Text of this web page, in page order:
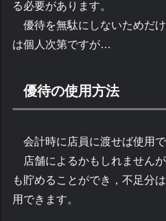
る必要があります。
優待を無駄にしないためだ
は個人次第ですが…
優待の使用方法
会計時に店員に渡せば使用で
店舗によるかもしれません
も貯めることができ，不足分
用できます。